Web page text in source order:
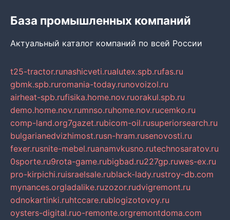
База промышленных компаний
Актуальный каталог компаний по всей России
t25-tractor.runashicveti.rualutex.spb.rufas.ru
gbmk.spb.ruromania-today.runovoizol.ru
airheat-spb.rufisika.home.nov.ruorakul.spb.ru
demo.home.nov.rumnso.ruhome.nov.rucemko.ru
comp-land.org7gazet.rubicom-oil.rusuperiorsearch.ru
bulgarianedvizhimost.rusn-hram.rusenovosti.ru
fexer.rusnite-mebel.ruanamvkusno.rutechnosaratov.ru
0sporte.ru9rota-game.rubigbad.ru227gp.ruwes-ex.ru
pro-kirpichi.ruisraelsale.rublack-lady.rustroy-db.com
mynances.orgladalike.ruzozor.rudvigremont.ru
odnokartinki.ruhtccare.rublogizotovoy.ru
oysters-digital.ruo-remonte.orgremontdoma.com